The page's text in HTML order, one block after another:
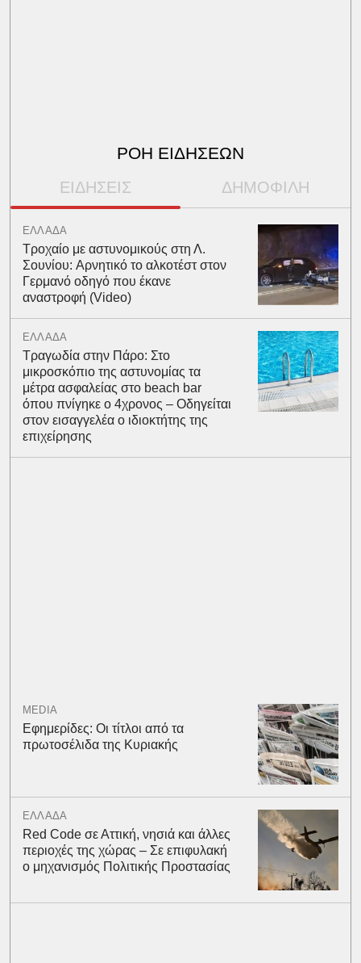
ΡΟΗ ΕΙΔΗΣΕΩΝ
ΕΙΔΗΣΕΙΣ ΔΗΜΟΦΙΛΗ
ΕΛΛΑΔΑ
Τροχαίο με αστυνομικούς στη Λ.
Σουνίου: Αρνητικό το αλκοτέστ στον
Γερμανό οδηγό που έκανε
αναστροφή (Video)
ΕΛΛΑΔΑ
Τραγωδία στην Πάρο: Στο
μικροσκόπιο της αστυνομίας τα
μέτρα ασφαλείας στο beach bar
όπου πνίγηκε ο 4χρονος – Οδηγείται
στον εισαγγελέα ο ιδιοκτήτης της
επιχείρησης
MEDIA
Εφημερίδες: Οι τίτλοι από τα
πρωτοσέλιδα της Κυριακής
ΕΛΛΑΔΑ
Red Code σε Αττική, νησιά και άλλες
περιοχές της χώρας – Σε επιφυλακή
ο μηχανισμός Πολιτικής Προστασίας